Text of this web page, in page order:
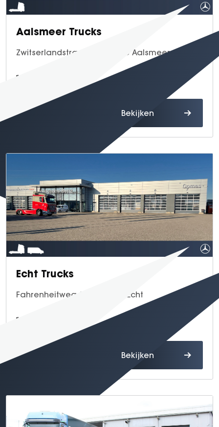
Aalsmeer Trucks
Zwitserlandstraat 4, 1432 DC Aalsmeer
Route Bekijken
Echt Trucks
Fahrenheitweg 20, 6101 WR Echt
Route Bekijken